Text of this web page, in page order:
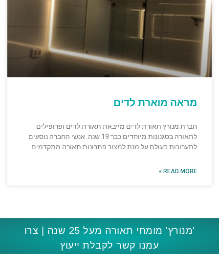
מראה מוארת לדים
חברת מנורץ תאורת לדים מייבאת תאורת לדים ופרופילים
לתאורה בסגנונות מיוחדים כבר 19 שנה. אנשי החברה נוסעים
לתערוכות בעולם על מנת למצור פתרונות תאורה מתקדמים.
READ MORE »
'מנורץ' מומחי תאורה מעל 25 שנה | צרו
עמנו קשר לקבלת ייעוץ